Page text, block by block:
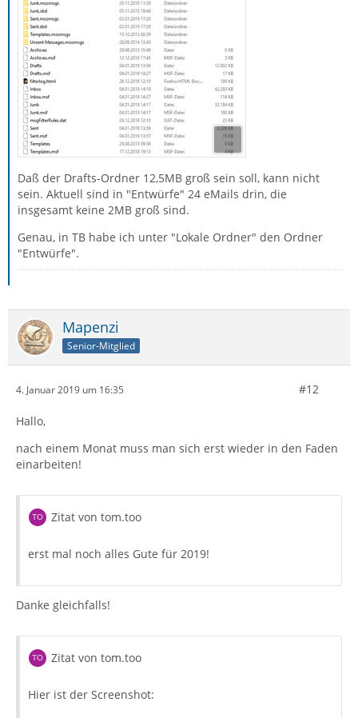
Daß der Drafts-Ordner 12,5MB groß sein soll, kann nicht
sein. Aktuell sind in "Entwürfe" 24 eMails drin, die
insgesamt keine 2MB groß sind.
Genau, in TB habe ich unter "Lokale Ordner" den Ordner
"Entwürfe".
Mapenzi
Senior-Mitglied
4. Januar 2019 um 16:35 #12
Hallo,
nach einem Monat muss man sich erst wieder in den Faden
einarbeiten!
Zitat von tom.too
erst mal noch alles Gute für 2019!
Danke gleichfalls!
Zitat von tom.too
Hier ist der Screenshot: